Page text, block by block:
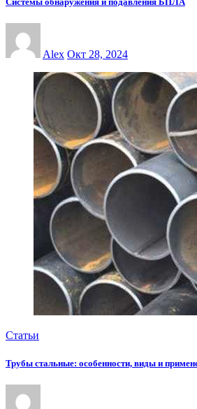
Alex Окт 28, 2024
Статьи
Трубы стальные: особенности, виды и